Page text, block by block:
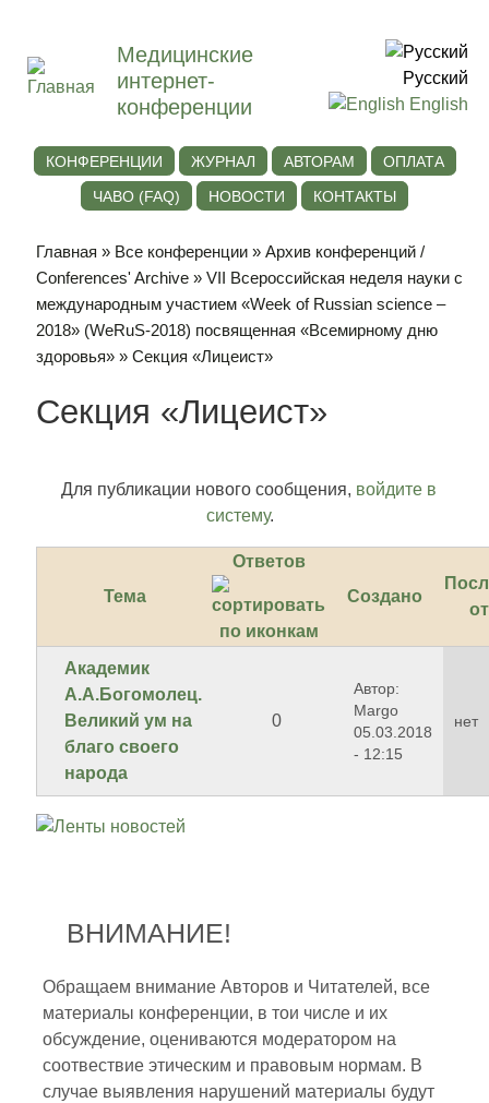
Медицинские
интернет-
конференции
Русский
English
КОНФЕРЕНЦИИ ЖУРНАЛ АВТОРАМ
ОПЛАТА
ЧАВО (FAQ)
НОВОСТИ КОНТАКТЫ
Главная » Все конференции »Архив конференций /
Conferences' Archive »VII Всероссийская неделя науки с
международным участием «Week of Russian science –
2018» (WeRuS-2018) посвященная «Всемирному дню
здоровья» » Секция «Лицеист»
Секция «Лицеист»
Для публикации нового сообщения, войдите в
систему.
Тема
Ответов
Создано
Академик
А.А.Богомолец.
Великий ум на
благо своего
народа
0
Автор:
Margo
05.03.2018
- 12:15
нет
ВНИМАНИЕ!
Обращаем внимание Авторов и Читателей, все
материалы конференции, в тои числе и их
обсуждение, оцениваются модератором на
соотвествие этическим и правовым нормам. В
случае выявления нарушений материалы будут